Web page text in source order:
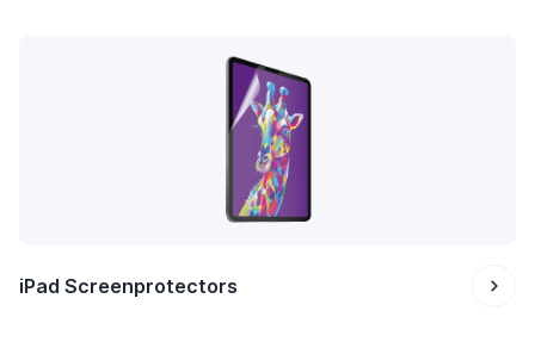
iPad Screenprotectors